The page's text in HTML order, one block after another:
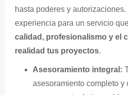
hasta poderes y
experiencia para un servicio
calidad, profesionalismo y el
realidad tus proyectos.
Asesoramiento integral:
asesoramiento completo y